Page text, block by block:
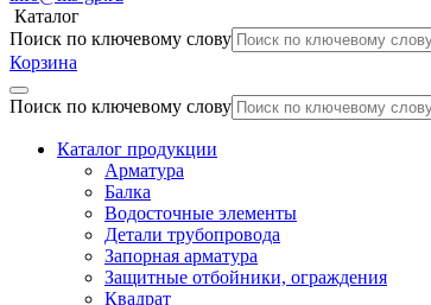
Каталог
Поиск по ключевому слову
Корзина
Поиск по ключевому слову
Каталог продукции
Арматура
Балка
Водосточные элементы
Детали трубопровода
Запорная арматура
Защитные отбойники, ограждения
Квадрат